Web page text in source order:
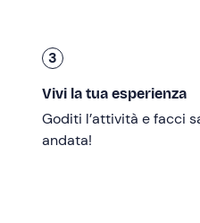
da 14 anni
del numero
3
Vivi la tua esperienza
Goditi l’attività e facci
andata!